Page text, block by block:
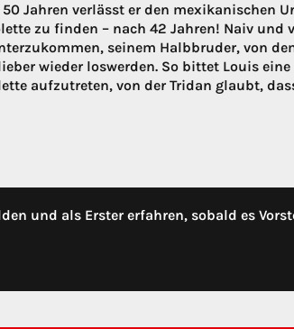
Jahren verlässt er den mexikanischen
zu finden – nach 42 Jahren! Naiv
seinem Halbbruder, von
wieder loswerden. So bittet Louis
aufzutreten, von der Tridan glaubt,
und als Erster erfahren, sobald es